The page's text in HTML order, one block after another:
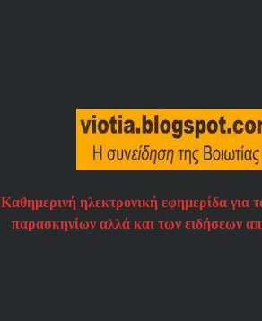
Καθημερινή ηλεκτρονική εφημερίδα για
παρασκηνίων αλλά και των ειδήσεων